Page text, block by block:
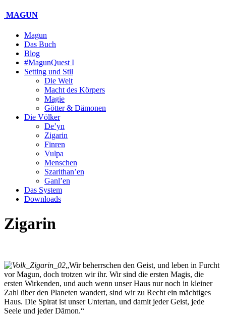
MAGUN
Magun
Das Buch
Blog
#MagunQuest I
Setting und Stil
Die Welt
Macht des Körpers
Magie
Götter & Dämonen
Die Völker
De’yn
Zigarin
Finren
Vulpa
Menschen
Szarithan’en
Ganl’en
Das System
Downloads
Zigarin
„Wir beherrschen den Geist, und leben in Furcht
vor Magun, doch trotzen wir ihr. Wir sind die ersten Magis, die
ersten Wirkenden, und auch wenn unser Haus nur noch in kleiner
Zahl über den Planeten wandert, sind wir zu Recht ein mächtiges
Haus. Die Spirat ist unser Untertan, und damit jeder Geist, jede
Seele und jeder Dämon.“